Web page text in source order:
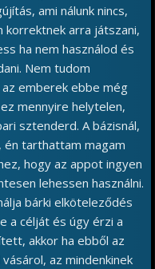
ami nálunk nincs,
arra játszani,
ha nem használod és
Nem tudom
emberek ebbe még
mennyire helytelen,
sztenderd. A bázisnál,
én tarthattam magam
hogy az appot ingyen
lehessen használni.
bárki elköteleződés
a célját és úgy érzi a
akkor ha ebből az
az mindenkinek